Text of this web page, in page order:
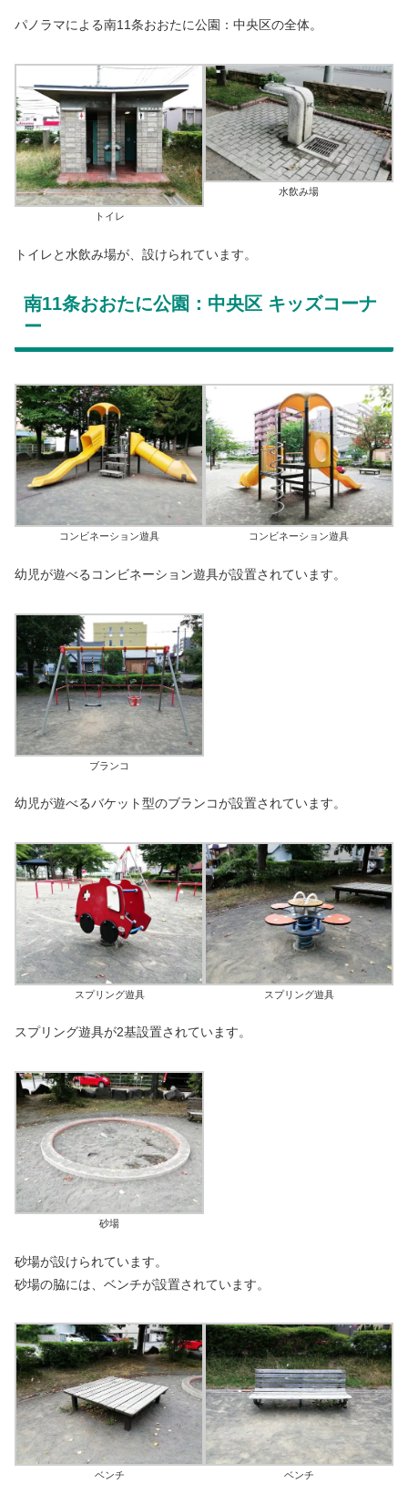
パノラマによる南11条おおたに公園：中央区の全体。
トイレ
水飲み場
トイレと水飲み場が、設けられています。
南11条おおたに公園：中央区 キッズコーナ
ー
コンビネーション遊具 コンビネーション遊具
幼児が遊べるコンビネーション遊具が設置されています。
ブランコ
幼児が遊べるバケット型のブランコが設置されています。
スプリング遊具 スプリング遊具
スプリング遊具が2基設置されています。
砂場
砂場が設けられています。
砂場の脇には、ベンチが設置されています。
ベンチ ベンチ